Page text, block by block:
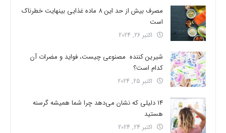
مصرف بیش از حد این 8 ماده غذایی بینهایت خطرناک
است
اکتبر 26, 2024
شیرین کننده مصنوعی چیست، فواید و مضرات آن
کدام است؟
اکتبر 25, 2024
14 دلیلی که نشان می‌دهد چرا شما همیشه گرسنه
هستید
اکتبر 24, 2024